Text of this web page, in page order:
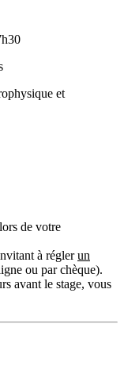
et
de votre
à régler un
ou par chèque).
avant le stage, vous